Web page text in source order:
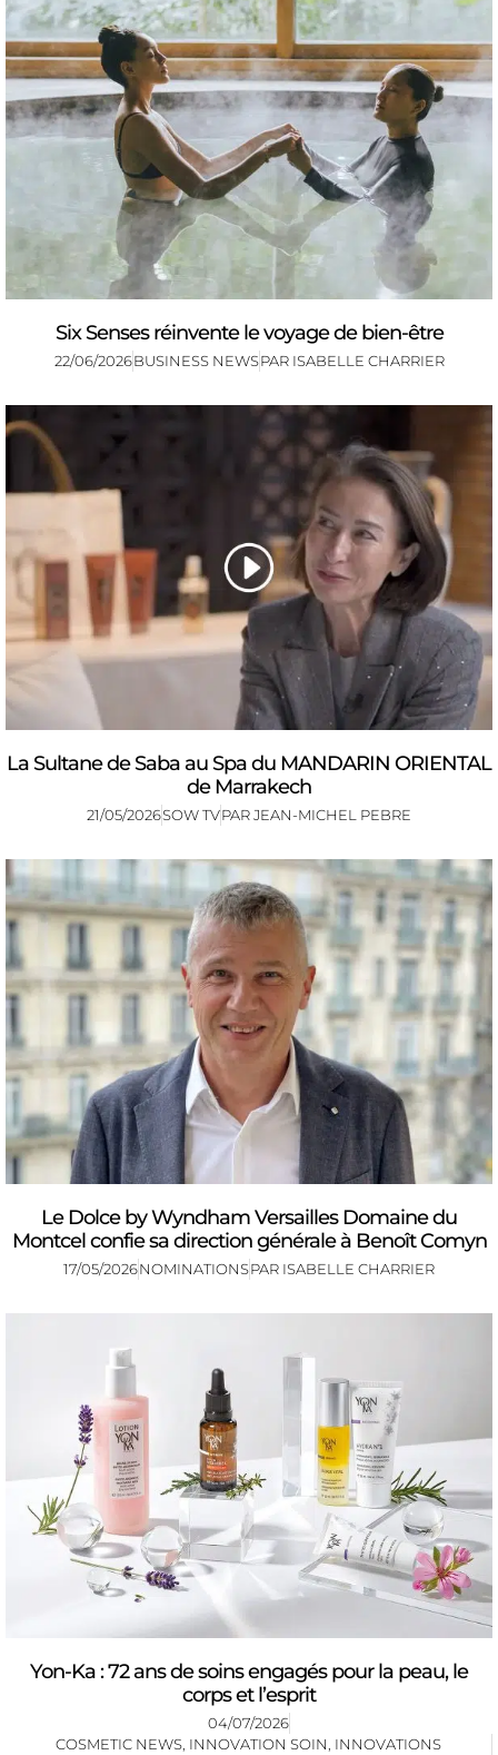
Six Senses réinvente le voyage de bien-être
22/06/2026BUSINESS NEWSPAR ISABELLE CHARRIER
La Sultane de Saba au Spa du MANDARIN ORIENTAL
de Marrakech
21/05/2026SOW TVPARJEAN-MICHEL PEBRE
Le Dolce by Wyndham Versailles Domaine du
Montcel confie sa direction générale à Benoît Comyn
17/05/2026NOMINATIONSPAR ISABELLE CHARRIER
Yon-Ka : 72 ans de soins engagés pour la peau, le
corps et l’esprit
04/07/2026
COSMETIC NEWS, INNOVATION SOIN, INNOVATIONS